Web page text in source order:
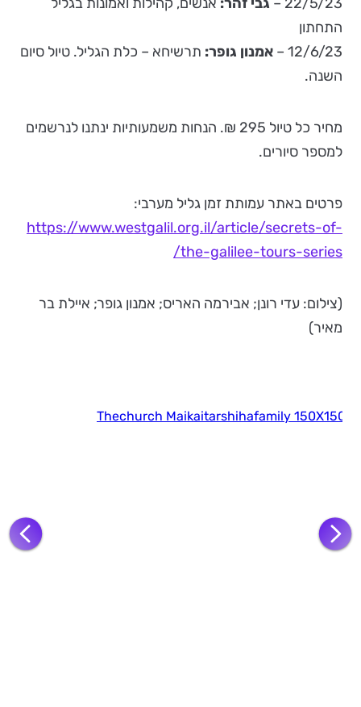
התחתון
12/6/23 –
אמנון גופר: תרשיחא – כלת הגליל. טיול סיום
השנה.
מחיר כל טיול 295 ₪. הנחות משמעותיות ינתנו לנרשמים
למספר סיורים.
פרטים באתר עמותת זמן גליל מערבי:
https://www.westgalil.org.il/article/secrets-of-
the-galilee-tours-series/
(צילום: עדי רונן; אבירמה האריס; אמנון גופר; איילת בר
מאיר)